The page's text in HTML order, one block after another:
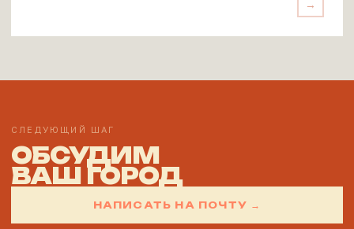
СЛЕДУЮЩИЙ ШАГ
ОБСУДИМ
ВАШ ГОРОД
НАПИСАТЬ НА ПОЧТУ →